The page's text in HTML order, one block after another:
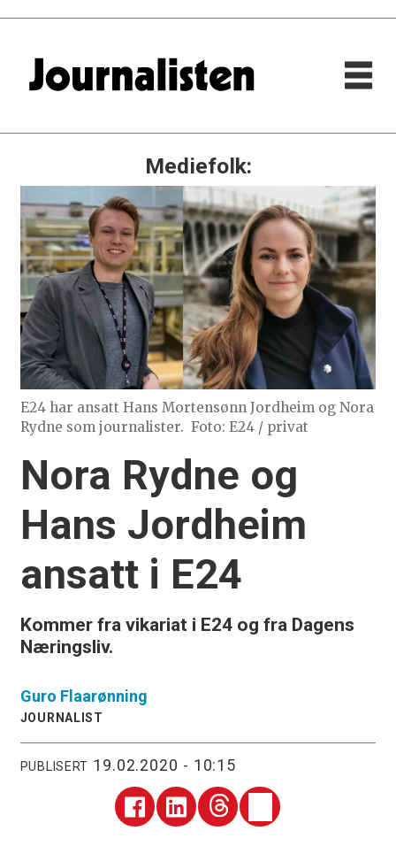
Mediefolk:
E24 har ansatt Hans Mortensønn Jordheim og Nora
Rydne som journalister. Foto: E24 / privat
Nora Rydne og
Hans Jordheim
ansatt i E24
Kommer fra vikariat i E24 og fra Dagens
Næringsliv.
Guro Flaarønning
JOURNALIST
PUBLISERT 19.02.2020 - 10:15